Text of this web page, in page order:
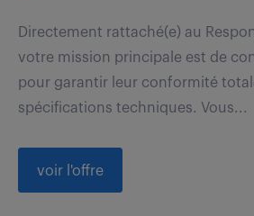
Directement rattaché(e) au
votre mission principale est de
pour garantir leur conformité
spécifications techniques. Vous...
voir l'offre